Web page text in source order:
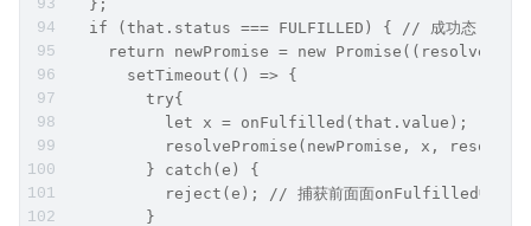
  };
  if (that.status === FULFILLED) { // 成功态
return newPromise = new Promise((resolve,
      setTimeout(() => {
        try{
          let x = onFulfilled(that.value);
resolvePromise(newPromise, x, resolve,
        } catch(e) {
reject(e); // 捕获前⾯面onFulfilled中抛
        }